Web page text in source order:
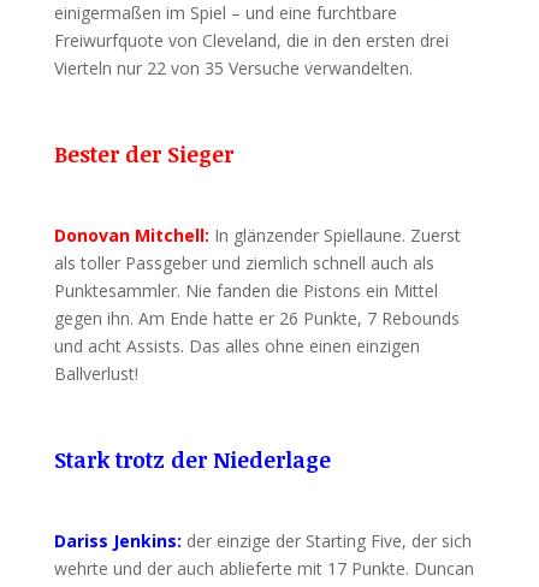
einigermaßen im Spiel – und eine furchtbare
Freiwurfquote von Cleveland, die in den ersten drei
Vierteln nur 22 von 35 Versuche verwandelten.
Bester der Sieger
Donovan Mitchell: In glänzender Spiellaune. Zuerst
als toller Passgeber und ziemlich schnell auch als
Punktesammler. Nie fanden die Pistons ein Mittel
gegen ihn. Am Ende hatte er 26 Punkte, 7 Rebounds
und acht Assists. Das alles ohne einen einzigen
Ballverlust!
Stark trotz der Niederlage
Dariss Jenkins: der einzige der Starting Five, der sich
wehrte und der auch ablieferte mit 17 Punkte. Duncan